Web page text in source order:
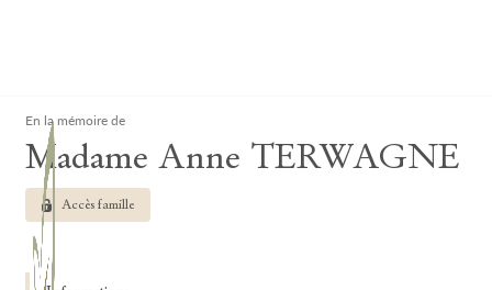
En la mémoire de
Madame Anne TERWAGNE
Accès famille